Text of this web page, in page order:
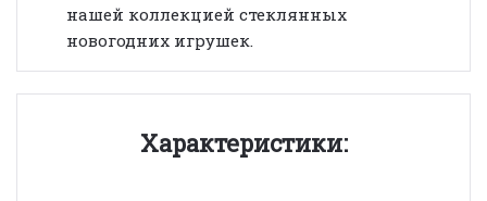
нашей коллекцией стеклянных
новогодних игрушек.
Характеристики: